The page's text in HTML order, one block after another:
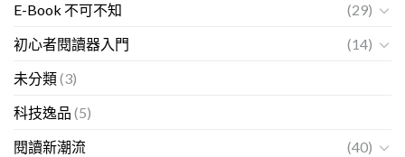
E-Book 不可不知
(29)
初心者閱讀器入門
(14)
未分類(3)
科技逸品 (5)
閱讀新潮流
(40)